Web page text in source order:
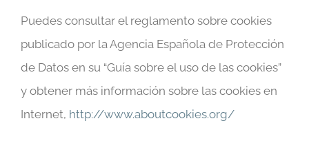
Puedes consultar el reglamento sobre cookies
publicado por la Agencia Española de Protección
de Datos en su “Guía sobre el uso de las cookies”
y obtener más información sobre las cookies en
Internet, http://www.aboutcookies.org/